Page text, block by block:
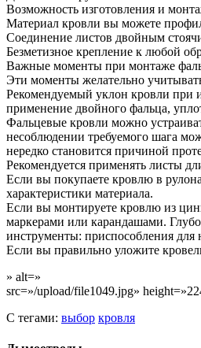
Возможность изготовления и
Материал кровли вы можете
Соединение листов двойным
Безметизное крепление к любой
Важные моменты при монтаже
Эти моменты желательно
Рекомендуемый уклон кровли при
применение двойного фальца,
Фальцевые кровли можно
несоблюдении требуемого шага
нередко становится причиной
Рекомендуется применять листы
Если вы покупаете кровлю в
характеристики материала.
Если вы монтируете кровлю из
маркерами или карандашами.
инструменты: приспособления
Если вы правильно уложите
» alt=»
src=»/upload/file1049.jpg»
С тегами: выбор кровля